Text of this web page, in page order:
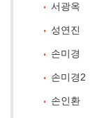
서광옥
성연진
손미경
손미경2
손인환